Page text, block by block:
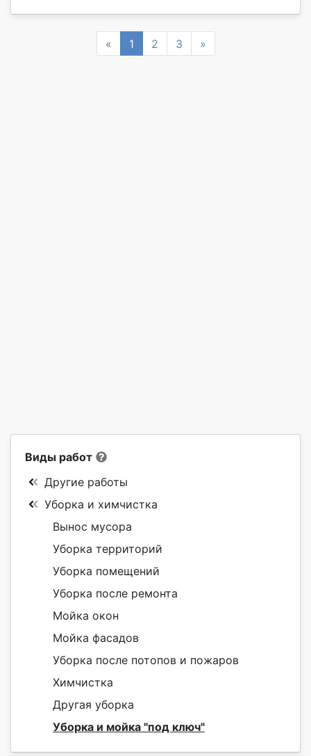
« Previous
1 2 3 »Next
Виды работ
Другие работы
Уборка и химчистка
Вынос мусора
Уборка территорий
Уборка помещений
Уборка после ремонта
Мойка окон
Мойка фасадов
Уборка после потопов и пожаров
Химчистка
Другая уборка
Уборка и мойка "под ключ"